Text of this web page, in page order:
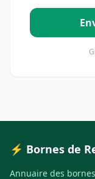
⚡ Bornes de
Annuaire des